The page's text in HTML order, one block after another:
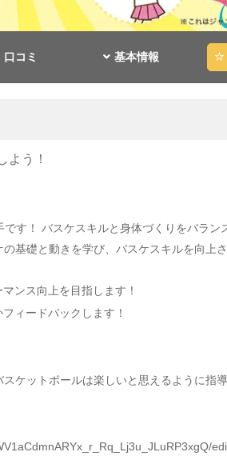
口コミ 基本情報
よう！
す！ バスケスキルと身体づくりをバラン
基礎と動きを学び、バスケスキルを向上
ンス向上を目指します！
ィードバックします！
ケットボールは楽しいと思えるように指導